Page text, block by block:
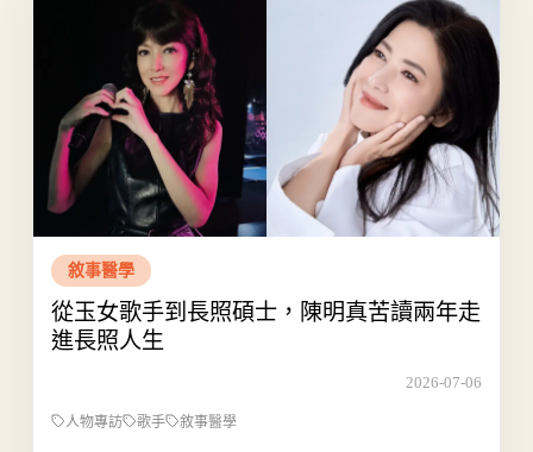
敘事醫學
從玉女歌手到長照碩士，陳明真苦讀兩年走
進長照人生
2026-07-06
人物專訪 歌手 敘事醫學